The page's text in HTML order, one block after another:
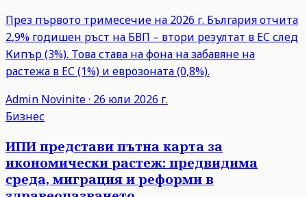
През първото тримесечие на 2026 г. България отчита
2,9% годишен ръст на БВП – втори резултат в ЕС след
Кипър (3%). Това става на фона на забавяне на
растежа в ЕС (1%) и еврозоната (0,8%).
Admin Novinite· 26 юли 2026 г.
Бизнес
ИПИ представи пътна карта за
икономически растеж: предвидима
среда, миграция и реформи в